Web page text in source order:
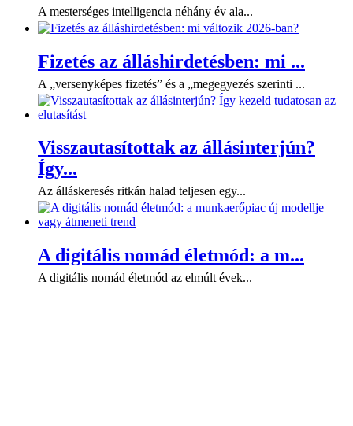
A mesterséges intelligencia néhány év ala...
Fizetés az álláshirdetésben: mi ...
A „versenyképes fizetés” és a „megegyezés szerinti ...
Visszautasítottak az állásinterjún?
Így...
Az álláskeresés ritkán halad teljesen egy...
A digitális nomád életmód: a m...
A digitális nomád életmód az elmúlt évek...